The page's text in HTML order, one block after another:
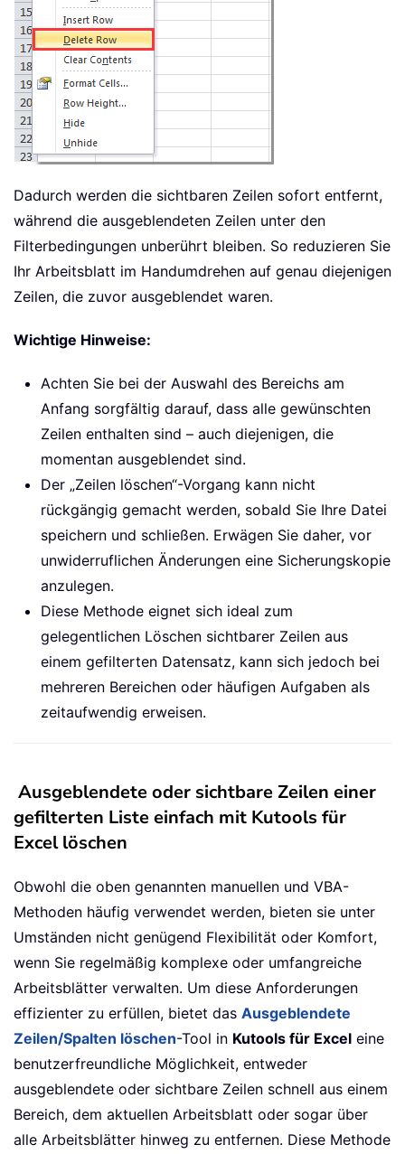
Dadurch werden die sichtbaren Zeilen sofort entfernt,
während die ausgeblendeten Zeilen unter den
Filterbedingungen unberührt bleiben. So reduzieren Sie
Ihr Arbeitsblatt im Handumdrehen auf genau diejenigen
Zeilen, die zuvor ausgeblendet waren.
Wichtige Hinweise:
Achten Sie bei der Auswahl des Bereichs am
Anfang sorgfältig darauf, dass alle gewünschten
Zeilen enthalten sind – auch diejenigen, die
momentan ausgeblendet sind.
Der „Zeilen löschen“-Vorgang kann nicht
rückgängig gemacht werden, sobald Sie Ihre Datei
speichern und schließen. Erwägen Sie daher, vor
unwiderruflichen Änderungen eine Sicherungskopie
anzulegen.
Diese Methode eignet sich ideal zum
gelegentlichen Löschen sichtbarer Zeilen aus
einem gefilterten Datensatz, kann sich jedoch bei
mehreren Bereichen oder häufigen Aufgaben als
zeitaufwendig erweisen.
Ausgeblendete oder sichtbare Zeilen einer
gefilterten Liste einfach mit Kutools für
Excel löschen
Obwohl die oben genannten manuellen und VBA-
Methoden häufig verwendet werden, bieten sie unter
Umständen nicht genügend Flexibilität oder Komfort,
wenn Sie regelmäßig komplexe oder umfangreiche
Arbeitsblätter verwalten. Um diese Anforderungen
effizienter zu erfüllen, bietet das Ausgeblendete
Zeilen/Spalten löschen-Tool in Kutools für Excel eine
benutzerfreundliche Möglichkeit, entweder
ausgeblendete oder sichtbare Zeilen schnell aus einem
Bereich, dem aktuellen Arbeitsblatt oder sogar über
alle Arbeitsblätter hinweg zu entfernen. Diese Methode